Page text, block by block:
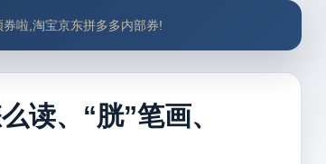
券啦,淘宝京东拼多多内部券!
读、“胱”笔画、